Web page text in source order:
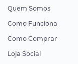
Quem Somos
Como Funciona
Como Comprar
Loja Social